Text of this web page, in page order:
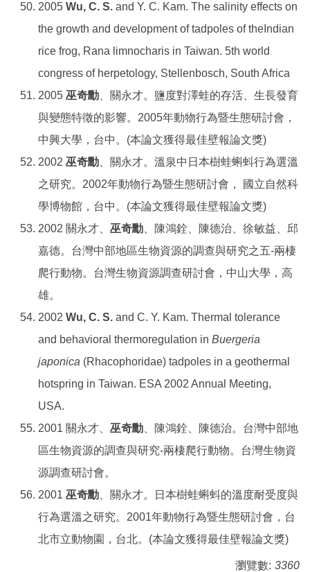
2005 Wu, C. S. and Y. C. Kam. The salinity effects on
the growth and development of tadpoles of theIndian
rice frog, Rana limnocharis in Taiwan. 5th world
congress of herpetology, Stellenbosch, South Africa
2005 巫奇勳 、關永才。鹽度對澤蛙的存活、生長發育
與變態特徵的影響。2005年動物行為暨生態研討會，
中興大學，台中。(本論文獲得最佳壁報論文獎)
2002 巫奇勳 、關永才。溫泉中日本樹蛙蝌蚪行為選溫
之研究。2002年動物行為暨生態研討會， 國立自然科
學博物館，台中。(本論文獲得最佳壁報論文獎)
2002 關永才、 巫奇勳 、陳鴻銓、陳德治、徐敏益、邱
嘉德。台灣中部地區生物資源的調查與研究之五-兩棲
爬行動物。台灣生物資源調查研討會，中山大學，高
雄。
2002 Wu, C. S. and C. Y. Kam. Thermal tolerance
and behavioral thermoregulation in Buergeria
japonica (Rhacophoridae) tadpoles in a geothermal
hotspring in Taiwan. ESA 2002 Annual Meeting,
USA.
2001 關永才、 巫奇勳 、陳鴻銓、陳德治。台灣中部地
區生物資源的調查與研究-兩棲爬行動物。台灣生物資
源調查研討會。
2001 巫奇勳 、關永才。日本樹蛙蝌蚪的溫度耐受度與
行為選溫之研究。2001年動物行為暨生態研討會，台
北市立動物園，台北。(本論文獲得最佳壁報論文獎)
瀏覽數: 3360